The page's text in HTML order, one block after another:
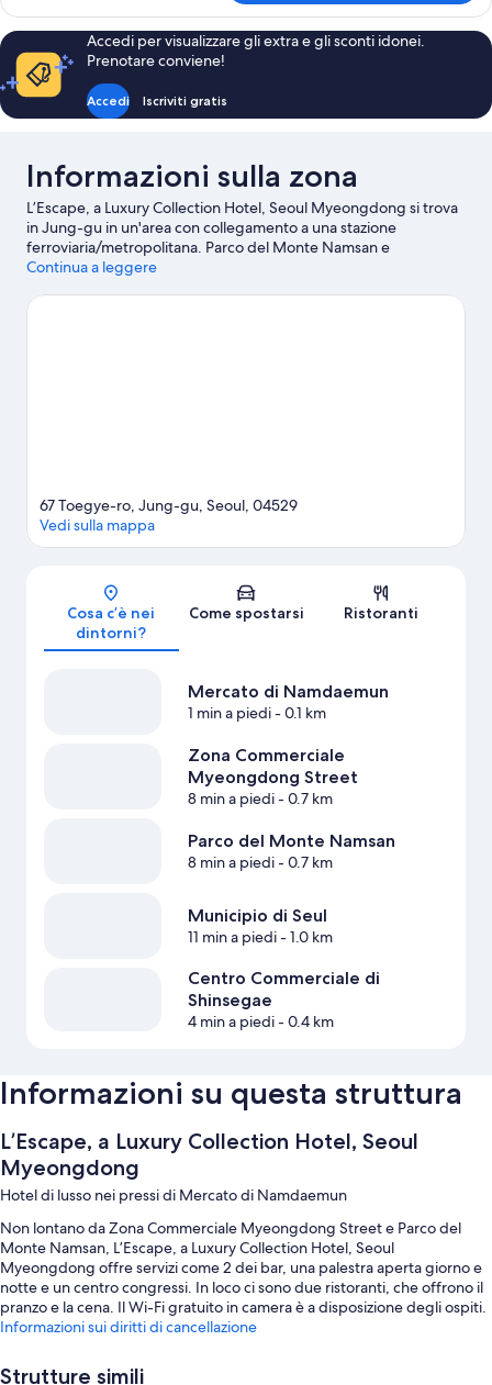
City
View,
La
Maison
Boutique
Jr.
Suite,
Junior
Suite,
1
King
View,
Maison
Boutique
Accedi per visualizzare gli extra e gli sconti idonei.
Prenotare conviene!
Accedi Iscriviti gratis
Informazioni sulla zona
L’Escape, a Luxury Collection Hotel, Seoul Myeongdong si trova
in Jung-gu in un'area con collegamento a una stazione
ferroviaria/metropolitana. Parco del Monte Namsan e
Dongdaemun History and Culture Park sono due delle principali
spiccano Monumento commemorativo alla guerra di Corea e
Continua a leggere
Mappa
67 Toegye-ro, Jung-gu, Seoul, 04529
Vedi sulla mappa
Cosa c’è nei
dintorni?
Come spostarsi Ristoranti
Mercato di Namdaemun
1 min a piedi- 0.1 km
Zona Commerciale
Myeongdong Street
8 min a piedi- 0.7 km
Parco del Monte Namsan
8 min a piedi- 0.7 km
Municipio di Seul
11 min a piedi- 1.0 km
Centro Commerciale di
Shinsegae
4 min a piedi- 0.4 km
Informazioni su questa struttura
L’Escape, a Luxury Collection Hotel, Seoul
Myeongdong
Hotel di lusso nei pressi di Mercato di Namdaemun
Non lontano da Zona Commerciale Myeongdong Street e Parco del
Monte Namsan, L’Escape, a Luxury Collection Hotel, Seoul
Myeongdong offre servizi come 2 dei bar, una palestra aperta giorno e
notte e un centro congressi. In loco ci sono due ristoranti, che offrono il
pranzo e la cena. Il Wi-Fi gratuito in camera è a disposizione degli ospiti.
Un parcheggio non assistito gratuito, oltre a un parcheggio con
Informazioni sui diritti di cancellazione
Strutture simili